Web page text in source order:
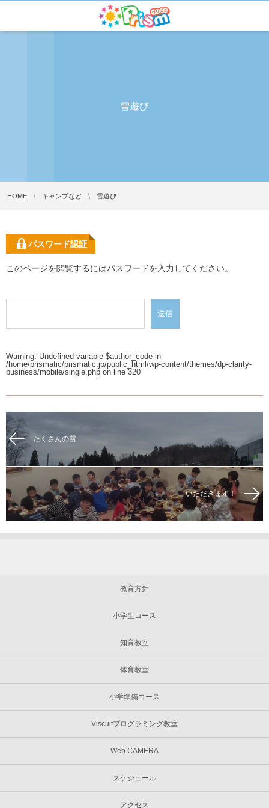
雪遊び
HOME キャンプなど 雪遊び
パスワード認証
このページを閲覧するにはパスワードを入力してください。
Warning: Undefined variable $author_code in
/home/prismatic/prismatic.jp/public_html/wp-content/themes/dp-clarity-
business/mobile/single.php on line 320
たくさんの雪
いただきます！
教育方針
小学生コース
知育教室
体育教室
小学準備コース
Viscuitプログラミング教室
Web CAMERA
スケジュール
アクセス